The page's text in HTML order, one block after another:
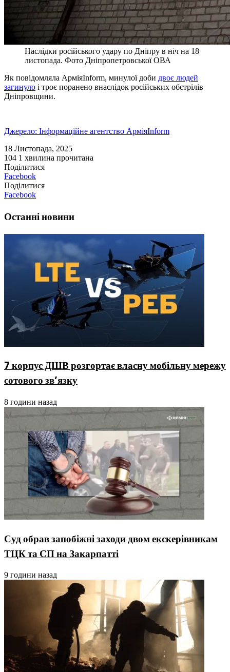
Наслідки російського удару по Дніпру в ніч на 18
листопада. Фото Дніпропетровської ОВА
Як повідомляла АрміяInform, минулої доби двоє людей
загинуло і троє поранено внаслідок російських обстрілів
Дніпровщини.
Джерело: Інформаційне агентство АрміяInform
18 Листопада, 2025
104 1 хвилина прочитана
Поділитися
Facebook
Поділитися
Facebook
Останні новини
7 корпус ДШВ розгортає власну мобільну мережу
сотового зв’язку
8 години назад
Суд обрав запобіжні заходи двом екскерівникам
ТЦК та СП на Закарпатті
9 години назад